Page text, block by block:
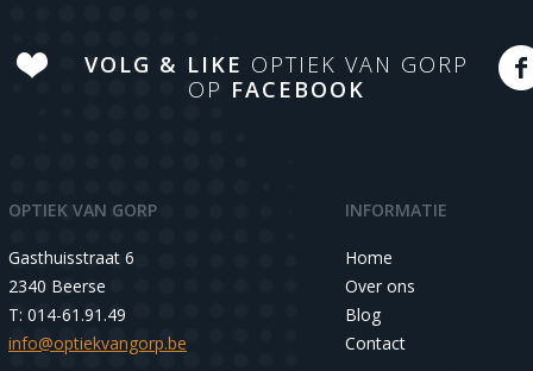
VOLG & LIKE OPTIEK VAN GORP
OP FACEBOOK
OPTIEK VAN GORP
Gasthuisstraat 6
2340 Beerse
T: 014-61.91.49
info@optiekvangorp.be
INFORMATIE
Home
Over ons
Blog
Contact